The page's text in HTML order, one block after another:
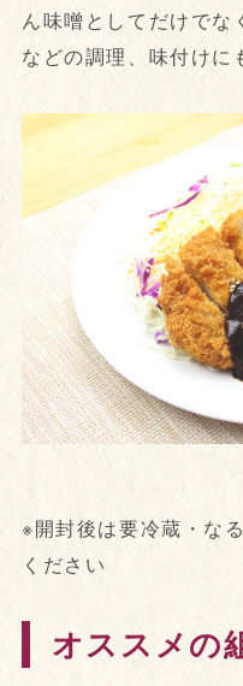
ん味噌としてだけでな
などの調理、味付けに
※開封後は要冷蔵・な
ください
オススメの